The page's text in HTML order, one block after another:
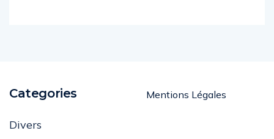
Categories
Divers
Mentions Légales